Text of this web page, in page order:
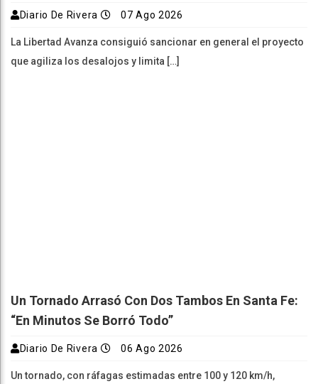
Diario De Rivera 07 Ago 2026
La Libertad Avanza consiguió sancionar en general el proyecto
que agiliza los desalojos y limita […]
Un Tornado Arrasó Con Dos Tambos En Santa Fe:
“En Minutos Se Borró Todo”
Diario De Rivera 06 Ago 2026
Un tornado, con ráfagas estimadas entre 100 y 120 km/h,